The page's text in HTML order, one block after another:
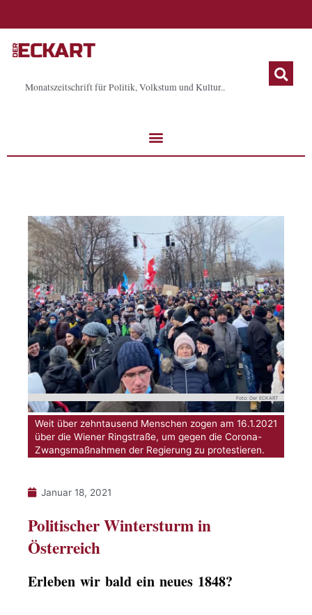
Monatszeitschrift für Politik, Volkstum und Kultur..
Foto: Der ECKART
Weit über zehntausend Menschen zogen am 16.1.2021
über die Wiener Ringstraße, um gegen die Corona-
Zwangsmaßnahmen der Regierung zu protestieren.
Januar 18, 2021
Politischer Wintersturm in
Österreich
Erleben wir bald ein neues 1848?